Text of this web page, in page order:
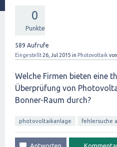
0
Punkte
589 Aufrufe
Eingestellt 26, Jul 2015 in Photovoltaik von
Welche Firmen bieten eine
Überprüfung von
Bonner-Raum durch?
photovoltaikanlage fehlersuche